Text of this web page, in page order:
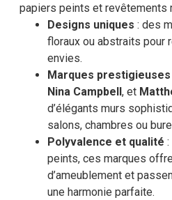
papiers peints et revêtements
Designs uniques : des
floraux ou abstraits pour
envies.
Marques prestigieuses
Nina Campbell, et
d’élégants murs
salons, chambres ou
Polyvalence et qualité
peints, ces marques
d’ameublement et
une harmonie parfaite.